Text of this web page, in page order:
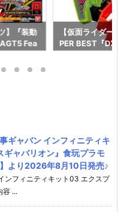
】『装動
Fea
約【バン
【仮面ライダ
PER BEST『
ギャバン インフィニティキ
ギャバリオン』食玩プラモ
より2026年8月10日発売♪
ンフィニティキット03 エクスプ
容 ...